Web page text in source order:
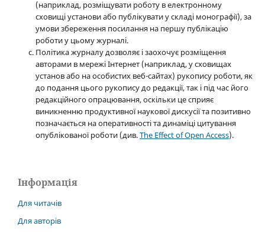
(наприклад, розміщувати роботу в електронному
сховищі установи або публікувати у складі монографії), за
умови збереження посилання на першу публікацію
роботи у цьому журналі.
Політика журналу дозволяє і заохочує розміщення
авторами в мережі Інтернет (наприклад, у сховищах
установ або на особистих веб-сайтах) рукопису роботи, як
до подання цього рукопису до редакції, так і під час його
редакційного опрацювання, оскільки це сприяє
виникненню продуктивної наукової дискусії та позитивно
позначається на оперативності та динаміці цитування
опублікованої роботи (див.The Effect of Open Access).
Інформація
Для читачів
Для авторів